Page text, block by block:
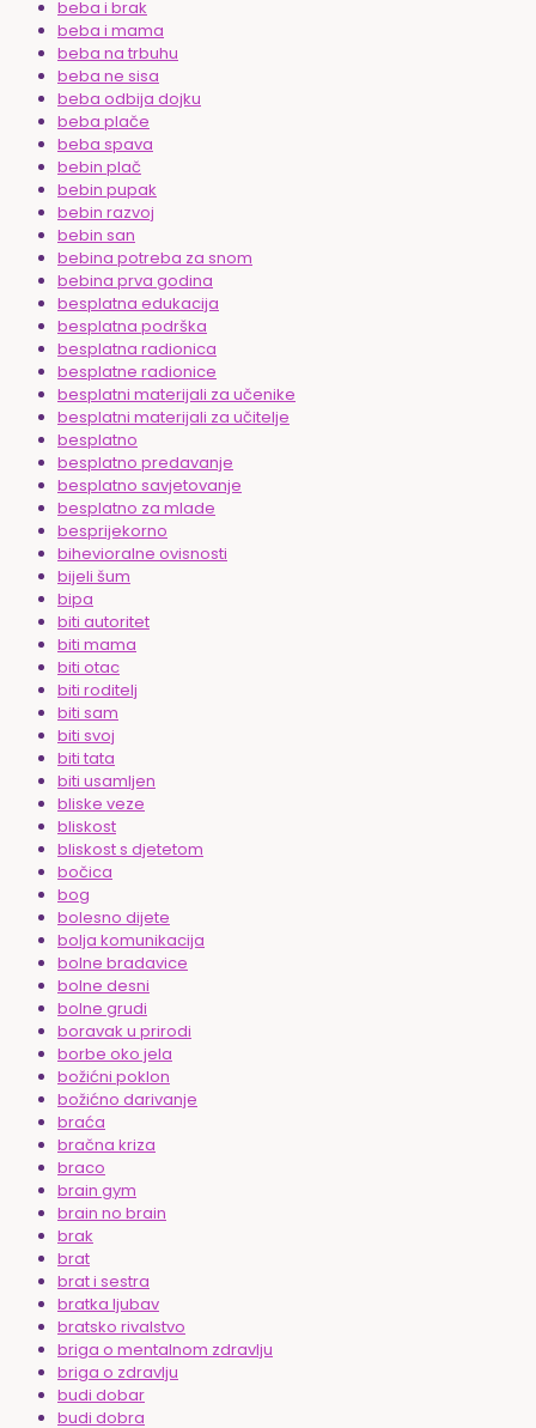
beba i brak
beba i mama
beba na trbuhu
beba ne sisa
beba odbija dojku
beba plače
beba spava
bebin plač
bebin pupak
bebin razvoj
bebin san
bebina potreba za snom
bebina prva godina
besplatna edukacija
besplatna podrška
besplatna radionica
besplatne radionice
besplatni materijali za učenike
besplatni materijali za učitelje
besplatno
besplatno predavanje
besplatno savjetovanje
besplatno za mlade
besprijekorno
bihevioralne ovisnosti
bijeli šum
bipa
biti autoritet
biti mama
biti otac
biti roditelj
biti sam
biti svoj
biti tata
biti usamljen
bliske veze
bliskost
bliskost s djetetom
bočica
bog
bolesno dijete
bolja komunikacija
bolne bradavice
bolne desni
bolne grudi
boravak u prirodi
borbe oko jela
božićni poklon
božićno darivanje
braća
bračna kriza
braco
brain gym
brain no brain
brak
brat
brat i sestra
bratka ljubav
bratsko rivalstvo
briga o mentalnom zdravlju
briga o zdravlju
budi dobar
budi dobra